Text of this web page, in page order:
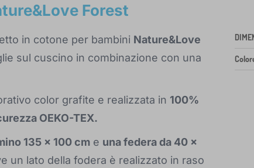
Forest
in cotone per bambini Nature&Love
sul cuscino in combinazione con una
color grafite e realizzata in 100%
OEKO-TEX.
135 x 100 cm e una federa da 40 x
un lato della fodera è realizzato in raso